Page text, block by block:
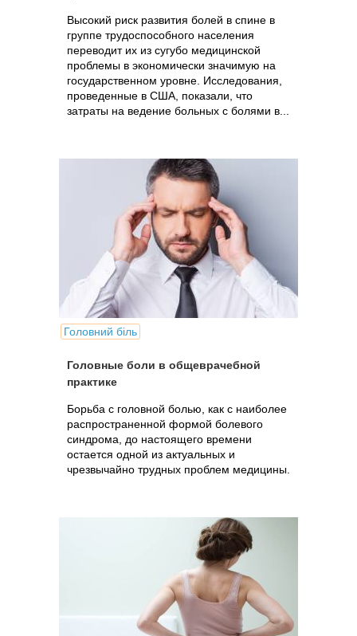
Высокий риск развития болей в спине в
группе трудоспособного населения
переводит их из сугубо медицинской
проблемы в экономически значимую на
государственном уровне. Исследования,
проведенные в США, показали, что
затраты на ведение больных с болями в...
Головний біль
Головные боли в общеврачебной
практике
Борьба с головной болью, как с наиболее
распространенной формой болевого
синдрома, до настоящего времени
остается одной из актуальных и
чрезвычайно трудных проблем медицины.